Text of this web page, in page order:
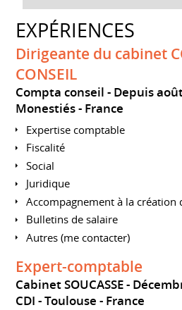
EXPÉRIENCES
Dirigeante du cabinet
CONSEIL
Compta conseil
Depuis
Monestiés
France
Expertise comptable
Fiscalité
Social
Juridique
Accompagnement à la création
Bulletins de salaire
Autres (me contacter)
Expert-comptable
Cabinet SOUCASSE
CDI
Toulouse France